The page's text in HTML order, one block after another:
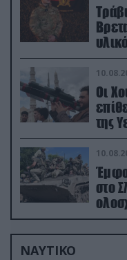
Οι
της
στο
ΝΑΥΤΙΚΟ